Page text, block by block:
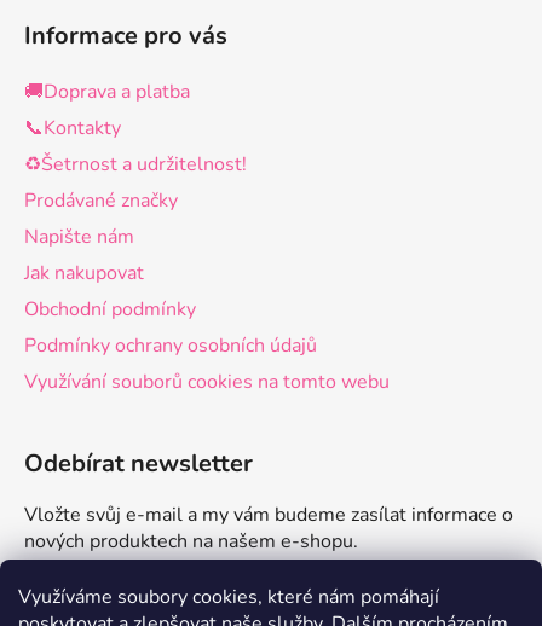
Využíváme soubory cookies, které nám pomáhají
Informace pro vás
🚚Doprava a platba
📞Kontakty
♻️Šetrnost a udržitelnost!
Prodávané značky
Napište nám
Jak nakupovat
Obchodní podmínky
Podmínky ochrany osobních údajů
Využívání souborů cookies na tomto webu
Odebírat newsletter
Vložte svůj e-mail a my vám budeme zasílat informace o
nových produktech na našem e-shopu.
E-mail